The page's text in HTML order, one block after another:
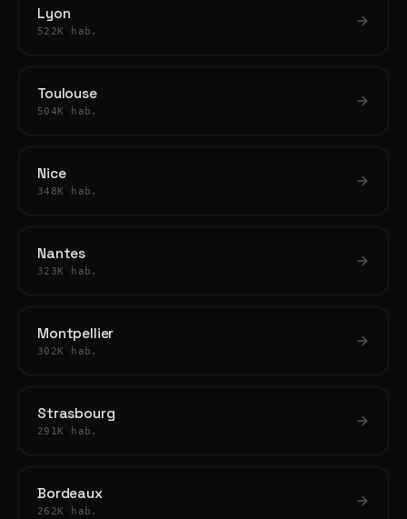
Lyon
522K hab.
Toulouse
504K hab.
Nice
348K hab.
Nantes
323K hab.
Montpellier
302K hab.
Strasbourg
291K hab.
Bordeaux
262K hab.